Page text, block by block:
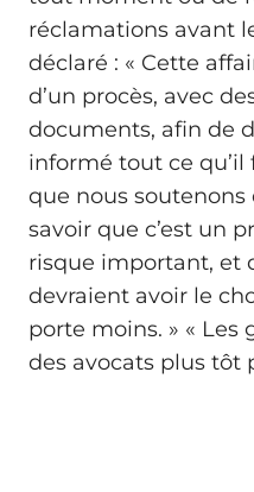
réclamations avant
déclaré : « Cette
d’un procès, avec
documents, afin de
informé tout ce
que nous soutenons
savoir que c’est un
risque important, et
devraient avoir le
porte moins. » « Les
des avocats plus tôt